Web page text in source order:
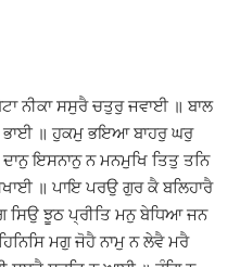
ਨੀਕਾ ਸਸੁਰੈ ਚਤੁਰੁ ਜਵਾਈ ॥ ਬਾਲ
ਭਾਈ ॥ ਹੁਕਮੁ ਭਇਆ ਬਾਹਰੁ ਘਰੁ
ਇਸਨਾਨੁ ਨ ਮਨਮੁਖਿ ਤਿਤੁ ਤਨਿ
॥ ਪਾਇ ਪਰਉ ਗੁਰ ਕੈ ਬਲਿਹਾਰੈ
ਸਿਉ ਝੂਠ ਪ੍ਰੀਤਿ ਮਨੁ ਬੇਧਿਆ ਜਨ
ਮਗੁ ਜੋਹੈ ਨਾਮੁ ਨ ਲੇਵੈ ਮਰੈ